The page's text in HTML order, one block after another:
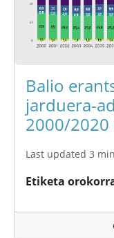
Balio
jarduera-
2000/2020
Last updated 3
Etiketa